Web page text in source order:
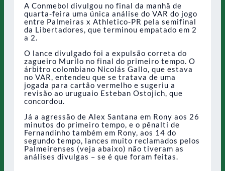
A Conmebol divulgou no final da manhã de
quarta-feira uma única análise do VAR do jogo
entre Palmeiras x Athletico-PR pela semifinal
da Libertadores, que terminou empatado em 2
a 2.
O lance divulgado foi a expulsão correta do
zagueiro Murilo no final do primeiro tempo. O
árbitro colombiano Nicolás Gallo, que estava
no VAR, entendeu que se tratava de uma
jogada para cartão vermelho e sugeriu a
revisão ao uruguaio Esteban Ostojich, que
concordou.
Já a agressão de Alex Santana em Rony aos 26
minutos do primeiro tempo, e o pênalti de
Fernandinho também em Rony, aos 14 do
segundo tempo, lances muito reclamados pelos
Palmeirenses (veja abaixo) não tiveram as
análises divulgas – se é que foram feitas.